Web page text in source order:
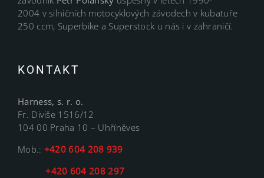
2004 v silničních motocyklových závodech v kubatuře
250 ccm, Superbike a Superstock u nás i v zahraničí.
KONTAKT
Harness, s. r. o.
Fr. Diviše 1516/12
104 00 Praha 10 – Uhříněves
Mob.: +420 604 208 939
+420 604 208 297